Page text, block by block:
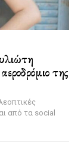
της
από τα social